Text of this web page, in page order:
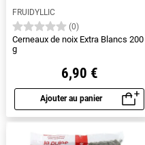
FRUIDYLLIC
(0)
Cerneaux de noix Extra Blancs 200
g
6,90 €
Ajouter au panier
Aperçu rapide